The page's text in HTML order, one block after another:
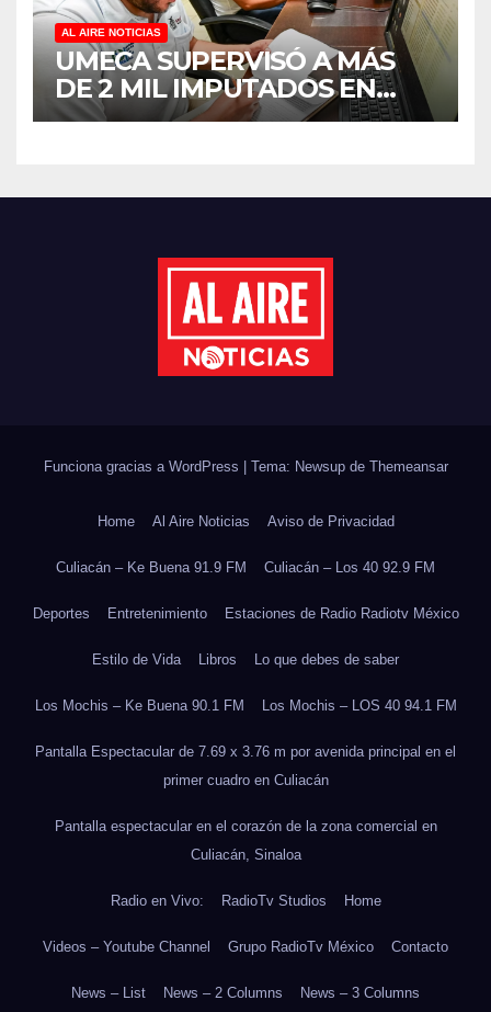
AL AIRE NOTICIAS
UMECA SUPERVISÓ A MÁS
DE 2 MIL IMPUTADOS EN
SINALOA DURANTE EL
Funciona gracias a WordPress Tema: Newsup de Themeansar
Home Al Aire Noticias Aviso de Privacidad
Culiacán – Ke Buena 91.9 FM Culiacán – Los 40 92.9 FM
Deportes Entretenimiento Estaciones de Radio Radiotv México
Estilo de Vida Libros Lo que debes de saber
Los Mochis – Ke Buena 90.1 FM Los Mochis – LOS 40 94.1 FM
Pantalla Espectacular de 7.69 x 3.76 m por avenida principal en el
primer cuadro en Culiacán
Pantalla espectacular en el corazón de la zona comercial en
Culiacán, Sinaloa
Radio en Vivo: RadioTv Studios Home
Videos – Youtube Channel Grupo RadioTv México Contacto
News – List News – 2 Columns News – 3 Columns